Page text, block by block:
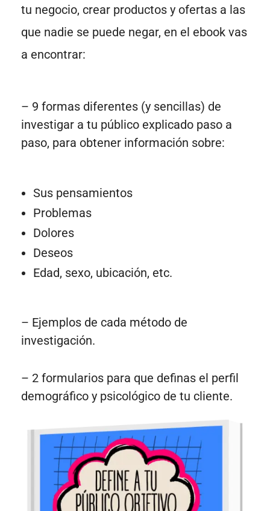
tu negocio, crear productos y ofertas a las
que nadie se puede negar, en el ebook vas
a encontrar:
– 9 formas diferentes (y sencillas) de
investigar a tu público explicado paso a
paso, para obtener información sobre:
Sus pensamientos
Problemas
Dolores
Deseos
Edad, sexo, ubicación, etc.
– Ejemplos de cada método de
investigación.
– 2 formularios para que definas el perfil
demográfico y psicológico de tu cliente.